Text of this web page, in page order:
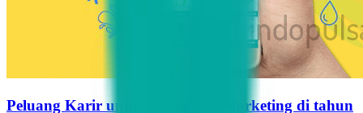
Peluang Karir untuk Influencer Marketing di tahun